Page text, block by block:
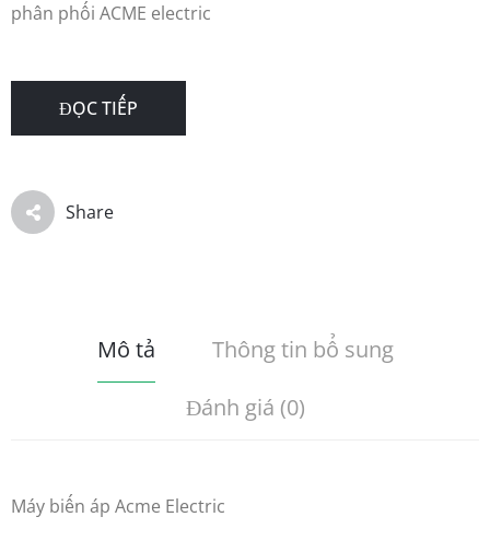
phân phối ACME electric
ĐỌC TIẾP
Share
Mô tả
Thông tin bổ sung
Đánh giá (0)
Máy biến áp Acme Electric